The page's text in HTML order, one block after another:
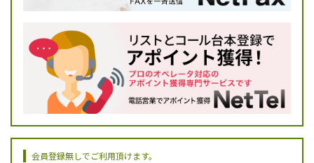
会員登録無しでご利用頂けます。